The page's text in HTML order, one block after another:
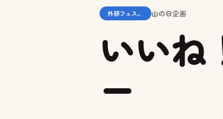
外部フェス。 山の日企画
いいね
ー